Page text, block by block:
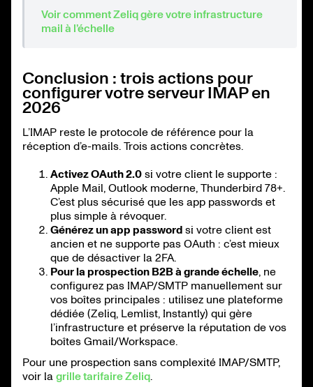
Voir comment Zeliq gère votre infrastructure
mail à l’échelle
Conclusion : trois actions pour
configurer votre serveur IMAP en
2026
L’IMAP reste le protocole de référence pour la
réception d’e-mails. Trois actions concrètes.
Activez OAuth 2.0 si votre client le supporte :
Apple Mail, Outlook moderne, Thunderbird 78+.
C’est plus sécurisé que les app passwords et
plus simple à révoquer.
Générez un app password si votre client est
ancien et ne supporte pas OAuth : c’est mieux
que de désactiver la 2FA.
Pour la prospection B2B à grande échelle, ne
configurez pas IMAP/SMTP manuellement sur
vos boîtes principales : utilisez une plateforme
dédiée (Zeliq, Lemlist, Instantly) qui gère
l’infrastructure et préserve la réputation de vos
boîtes Gmail/Workspace.
Pour une prospection sans complexité IMAP/SMTP,
voir la grille tarifaire Zeliq.